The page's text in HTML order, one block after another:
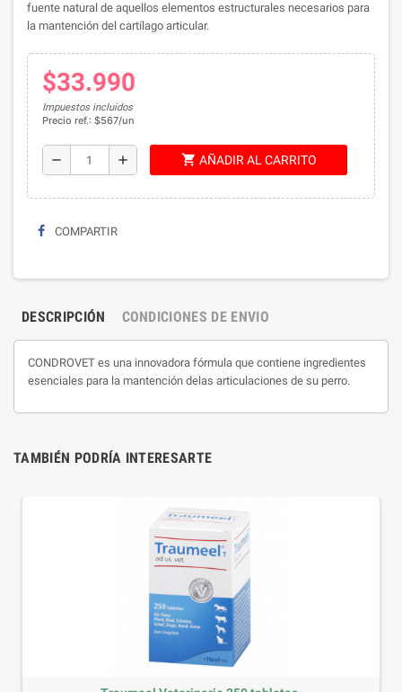
fuente natural de aquellos elementos estructurales necesarios para
la mantención del cartílago articular.
$33.990
Impuestos incluidos
Precio ref.: $567/un
remove add shopping_cart AÑADIR AL CARRITO
COMPARTIR
DESCRIPCIÓN CONDICIONES DE ENVIO
CONDROVET es una innovadora fórmula que contiene ingredientes
esenciales para la mantención delas articulaciones de su perro.
TAMBIÉN PODRÍA INTERESARTE